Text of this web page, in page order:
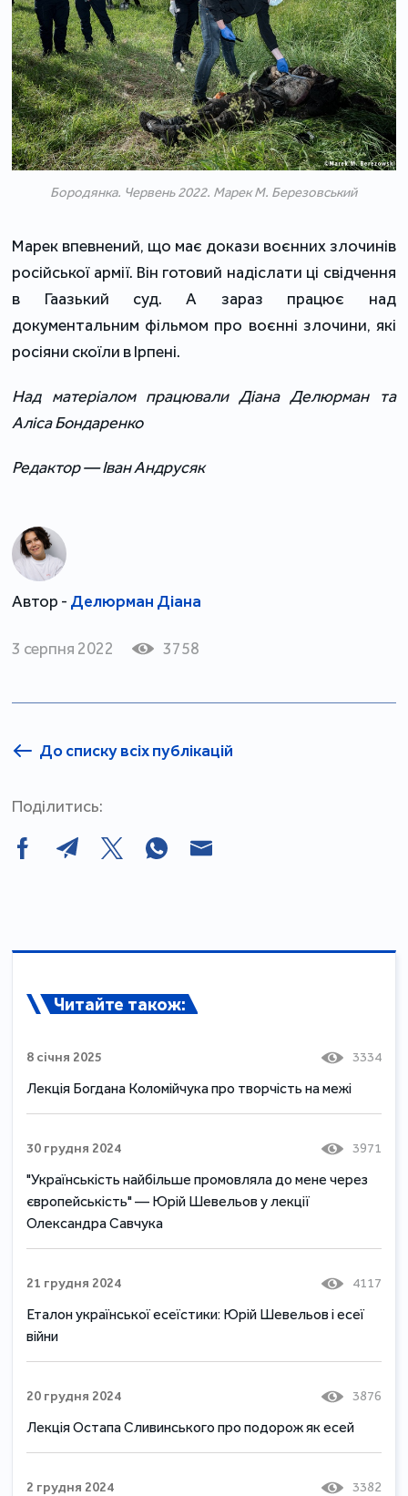
Бородянка. Червень 2022. Марек М. Березовський
Марек впевнений, що має докази воєнних злочинів
російської армії. Він готовий надіслати ці свідчення
в Гаазький суд. А зараз працює над
документальним фільмом про воєнні злочини, які
росіяни скоїли в Ірпені.
Над матеріалом працювали Діана Делюрман та
Аліса Бондаренко
Редактор — Іван Андрусяк
Автор - Делюрман Діана
3 серпня 2022 3758
До списку всіх публікацій
Поділитись:
Читайте також:
8 січня 2025 3334
Лекція Богдана Коломійчука про творчість на межі
30 грудня 2024 3971
"Українськість найбільше промовляла до мене через
європейськість" — Юрій Шевельов у лекції
Олександра Савчука
21 грудня 2024 4117
Еталон української есеїстики: Юрій Шевельов і есеї
війни
20 грудня 2024 3876
Лекція Остапа Сливинського про подорож як есей
2 грудня 2024 3382